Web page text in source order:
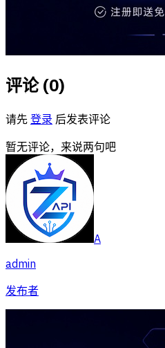
评论 (0)
请先 登录 后发表评论
暂无评论，来说两句吧
A
admin
发布者